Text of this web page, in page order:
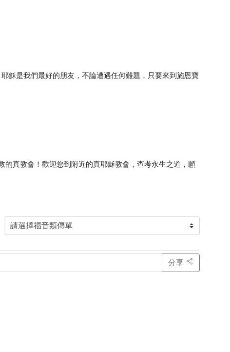
穌是我們最好的朋友，不論遭遇任何難題，只要來到施恩寶
真教會！歡迎您到附近的真耶穌教會，查考永生之道，願
分享